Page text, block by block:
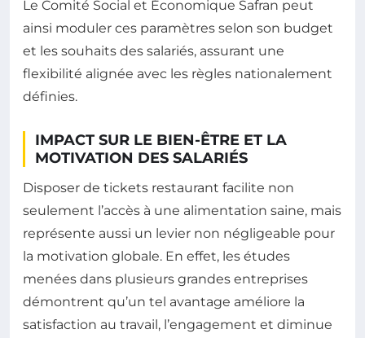
Le Comité Social et Économique Safran peut
ainsi moduler ces paramètres selon son budget
et les souhaits des salariés, assurant une
flexibilité alignée avec les règles nationalement
définies.
IMPACT SUR LE BIEN-ÊTRE ET LA
MOTIVATION DES SALARIÉS
Disposer de tickets restaurant facilite non
seulement l’accès à une alimentation saine, mais
représente aussi un levier non négligeable pour
la motivation globale. En effet, les études
menées dans plusieurs grandes entreprises
démontrent qu’un tel avantage améliore la
satisfaction au travail, l’engagement et diminue